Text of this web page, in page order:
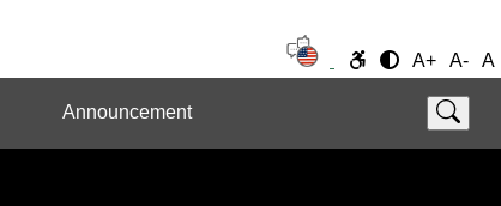
A+ A- A
Announcement